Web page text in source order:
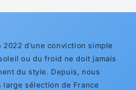
2022 d'une conviction simple
ou du froid ne doit jamais
du style. Depuis, nous
large sélection de France